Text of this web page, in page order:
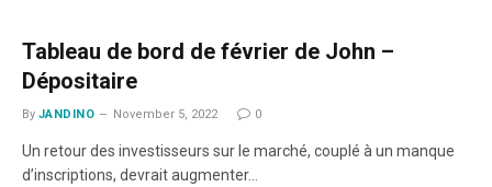
Tableau de bord de février de John –
Dépositaire
By JANDINO November 5, 2022 0
Un retour des investisseurs sur le marché, couplé à un manque
d’inscriptions, devrait augmenter…